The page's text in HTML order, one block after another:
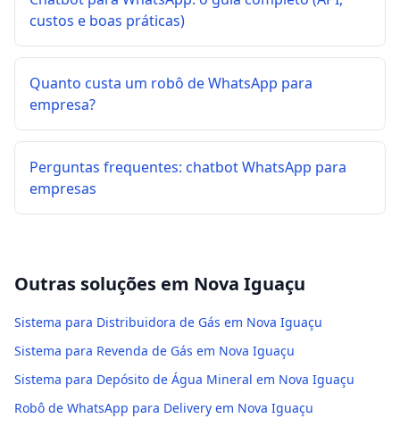
custos e boas práticas)
Quanto custa um robô de WhatsApp para
empresa?
Perguntas frequentes: chatbot WhatsApp para
empresas
Outras soluções em Nova Iguaçu
Sistema para Distribuidora de Gás em Nova Iguaçu
Sistema para Revenda de Gás em Nova Iguaçu
Sistema para Depósito de Água Mineral em Nova Iguaçu
Robô de WhatsApp para Delivery em Nova Iguaçu